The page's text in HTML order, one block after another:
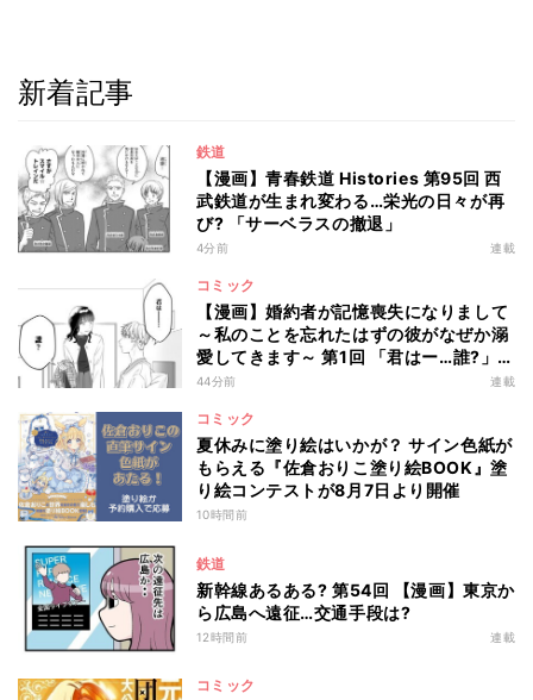
新着記事
鉄道
【漫画】青春鉄道 Histories 第95回 西
武鉄道が生まれ変わる…栄光の日々が再
び? 「サーベラスの撤退」
4分前 連載
コミック
【漫画】婚約者が記憶喪失になりまして
～私のことを忘れたはずの彼がなぜか溺
愛してきます～ 第1回 「君はー…誰?」事
故に遭った婚約者は、私のことを忘れて
44分前 連載
コミック
夏休みに塗り絵はいかが？ サイン色紙が
もらえる『佐倉おりこ塗り絵BOOK』塗
り絵コンテストが8月7日より開催
10時間前
鉄道
新幹線あるある? 第54回 【漫画】東京か
ら広島へ遠征…交通手段は?
12時間前 連載
コミック